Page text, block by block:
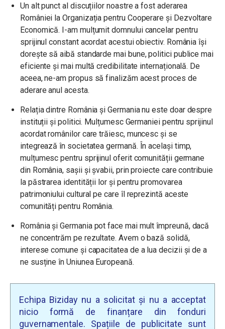
Un alt punct al discuțiilor noastre a fost aderarea
României la Organizația pentru Cooperare și Dezvoltare
Economică. I-am mulțumit domnului cancelar pentru
sprijinul constant acordat acestui obiectiv. România își
dorește să aibă standarde mai bune, politici publice mai
eficiente și mai multă credibilitate internațională. De
aceea, ne-am propus să finalizăm acest proces de
aderare anul acesta.
Relația dintre România și Germania nu este doar despre
instituții și politici. Mulțumesc Germaniei pentru sprijinul
acordat românilor care trăiesc, muncesc și se
integrează în societatea germană. În același timp,
mulțumesc pentru sprijinul oferit comunității germane
din România, sașii și șvabii, prin proiecte care contribuie
la păstrarea identității lor și pentru promovarea
patrimoniului cultural pe care îl reprezintă aceste
comunități pentru România.
România și Germania pot face mai mult împreună, dacă
ne concentrăm pe rezultate. Avem o bază solidă,
interese comune și capacitatea de a lua decizii și de a
ne susține în Uniunea Europeană.
Echipa Biziday nu a solicitat și nu a acceptat
nicio formă de finanțare din fonduri
guvernamentale. Spațiile de publicitate sunt